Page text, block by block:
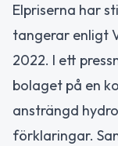
Elpriserna har
tangerar enligt
2022. I ett
bolaget på en
ansträngd
förklaringar.